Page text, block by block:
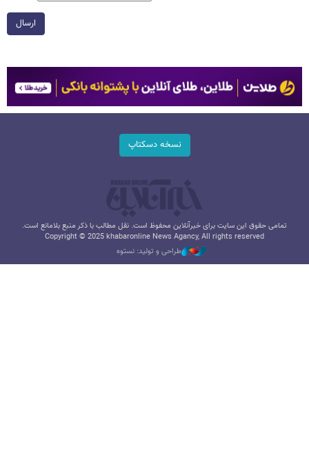
ارسال
نسخه دسکتاپ
تمامی حقوق این سایت برای خبرآنلاین محفوظ است. نقل مطالب با ذکر منبع بلامانع است.
Copyright © 2025 khabaronline News Agancy, All rights reserved
طراحی و تولید: نستوه